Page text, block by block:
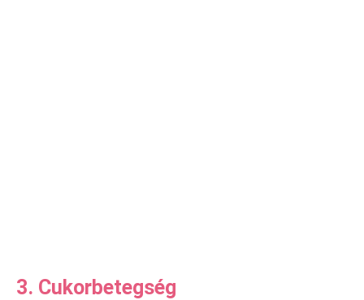
3. Cukorbetegség